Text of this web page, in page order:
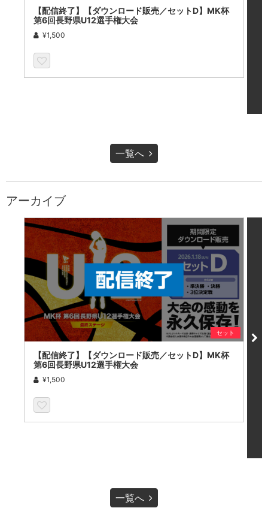
【配信終了】【ダウンロード販売／セットD】MK杯
第6回長野県U12選手権大会
¥1,500
一覧へ
アーカイブ
セット
【配信終了】【ダウンロード販売／セットD】MK杯
第6回長野県U12選手権大会
¥1,500
一覧へ